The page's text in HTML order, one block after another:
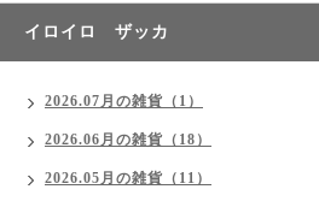
イロイロ ザッカ
2026.07月の雑貨（1）
2026.06月の雑貨（18）
2026.05月の雑貨（11）